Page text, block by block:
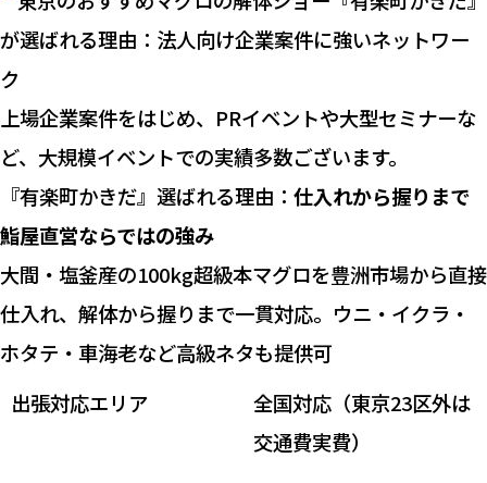
上場企業案件をはじめ、PRイベントや大型セミナーな
ど、大規模イベントでの実績多数ございます。
『有楽町かきだ』選ばれる理由： 仕入れから握りまで
鮨屋直営ならではの強み
大間・塩釜産の100kg超級本マグロを豊洲市場から直接
仕入れ、解体から握りまで一貫対応。ウニ・イクラ・
ホタテ・車海老など高級ネタも提供可
出張対応エリア
全国対応（東京23区外は
交通費実費）